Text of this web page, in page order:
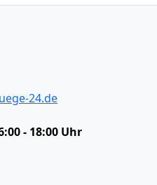
24.de
- 18:00 Uhr